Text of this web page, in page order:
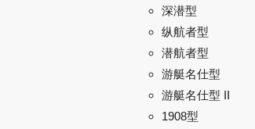
深潜型
纵航者型
潜航者型
游艇名仕型
游艇名仕型 II
1908型